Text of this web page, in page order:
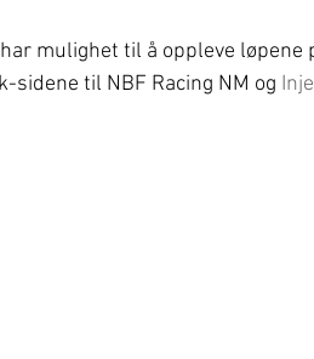
mulighet til å oppleve
sidene til NBF Racing NM og